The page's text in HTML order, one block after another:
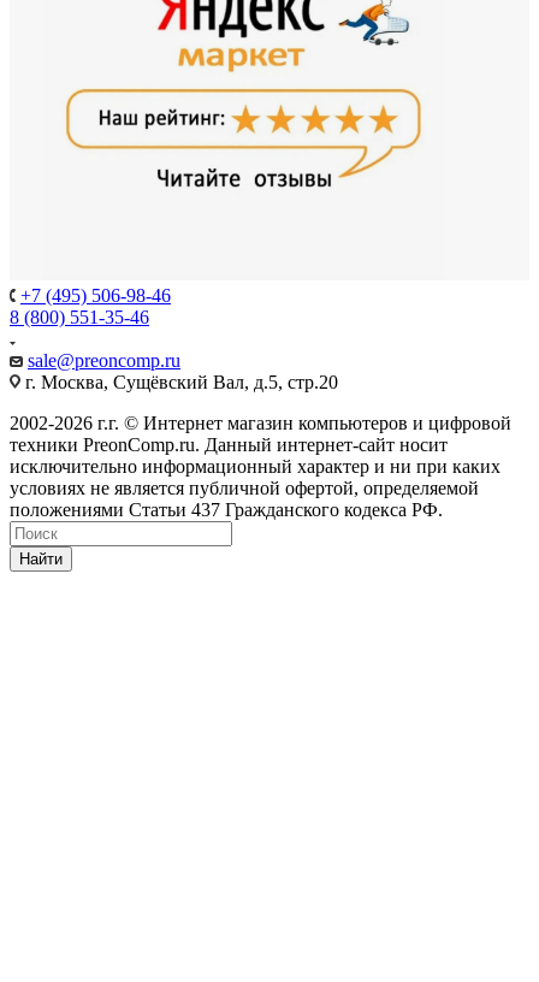
+7 (495) 506-98-46
8 (800) 551-35-46
sale@preoncomp.ru
г. Москва, Сущёвский Вал, д.5, стр.20
2002-2026 г.г. © Интернет магазин компьютеров и цифровой
техники PreonComp.ru. Данный интернет-сайт носит
исключительно информационный характер и ни при каких
условиях не является публичной офертой, определяемой
положениями Статьи 437 Гражданского кодекса РФ.
Найти